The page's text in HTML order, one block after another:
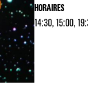
HORAIRES
14:30, 15:00,